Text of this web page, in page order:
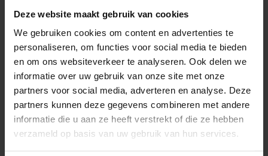
Deze website maakt gebruik van cookies
We gebruiken cookies om content en advertenties te
personaliseren, om functies voor social media te bieden
en om ons websiteverkeer te analyseren. Ook delen we
informatie over uw gebruik van onze site met onze
partners voor social media, adverteren en analyse. Deze
partners kunnen deze gegevens combineren met andere
informatie die u aan ze heeft verstrekt of die ze hebben
verzameld op basis van uw gebruik van hun services.
Logistiek en opslag, Ziekenhuizen en klinieken,
Zorginstellingen
Breedte
560
Diepte
555
Hoogte
Branches
Solutions
RVS Werkplekinrichting
Productlijnen
Medische afvalverpakkingen
Infectiepreventie en hygiëne
Assortiment
Hammerlit
Septodry
Metro
Zarges
Contact
Ons team
Klantcases
Vacatures